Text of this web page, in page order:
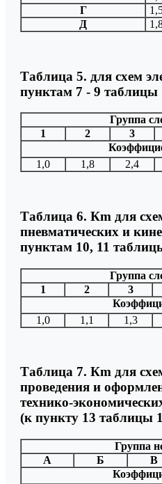
Г
Д
Таблица 5. для схем
пунктам 7 - 9 таблицы
Группа
1
2 3
1,0 1,8 2,4
Таблица 6. Кm для
пневматических и
пунктам 10, 11
Группа
1
2 3
1,0 1,1 1,3
Таблица 7. Кm для
проведения и
технико-
(к пункту 13 таблицы
Группа
А
Б В